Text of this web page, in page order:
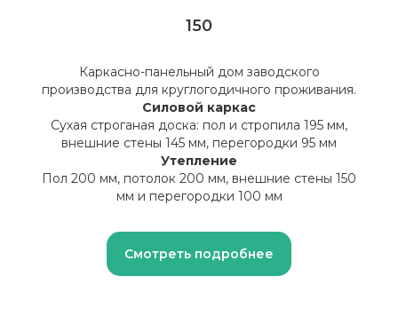
150
Каркасно-панельный дом заводского
производства для круглогодичного проживания.
Силовой каркас
Сухая строганая доска: пол и стропила 195 мм,
внешние стены 145 мм, перегородки 95 мм
Утепление
Пол 200 мм, потолок 200 мм, внешние стены 150
мм и перегородки 100 мм
Смотреть подробнее
Рассчитаем для вас
индивидуальную смету!